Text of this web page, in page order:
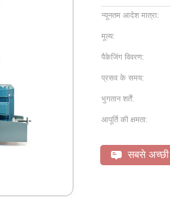
न्यूनतम आदेश मात्रा:
मूल्य:
पैकेजिंग विवरण:
प्रसव के समय:
भुगतान शर्तें:
आपूर्ति की क्षमता:
सबसे